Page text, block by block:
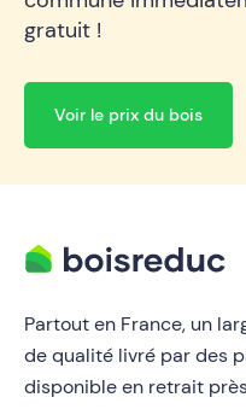
gratuit !
Voir le prix du bois
Partout en France, un
de qualité livré par des
disponible en retrait